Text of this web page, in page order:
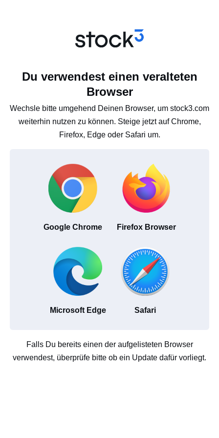
Du verwendest einen veralteten
Browser
Wechsle bitte umgehend Deinen Browser, um stock3.com
weiterhin nutzen zu können. Steige jetzt auf Chrome,
Firefox, Edge oder Safari um.
Google Chrome Firefox Browser
Microsoft Edge Safari
Falls Du bereits einen der aufgelisteten Browser
verwendest, überprüfe bitte ob ein Update dafür vorliegt.